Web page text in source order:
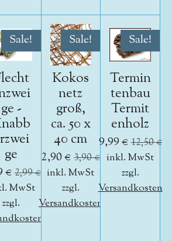
Sale!
ge -
ge
€2,99 €
MwSt
zzgl.
Sale!
Kokos
netz
groß,
ca. 50 x
40 cm
2,90 € 3,90 €
inkl. MwSt
zzgl.
Versandkosten
Sale!
Termin
tenbau
Termit
enholz
9,99 €12,50 €
inkl. MwSt
zzgl.
Versandkosten